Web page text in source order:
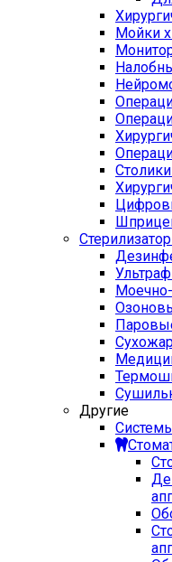
Мойки
Другие